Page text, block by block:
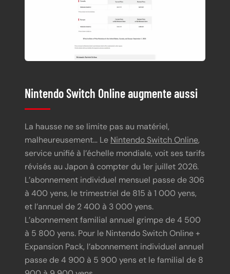
Nintendo Switch Online augmente aussi
La hausse ne se limite pas au matériel,
malheureusement… Le Nintendo Switch Online,
service unifié à l’échelle mondiale, voit ses tarifs
révisés au Japon à compter du 1er juillet 2026.
L’abonnement individuel mensuel passe de 306
à 400 yens, le trimestriel de 815 à 1 000 yens,
et l’annuel de 2 400 à 3 000 yens.
L’abonnement familial annuel grimpe de 4 500
à 5 800 yens. Pour le Nintendo Switch Online +
Expansion Pack, l’abonnement individuel annuel
passe de 4 900 à 5 900 yens et le familial de 8